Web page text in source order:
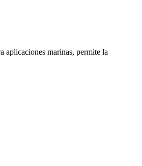
aplicaciones marinas, permite la